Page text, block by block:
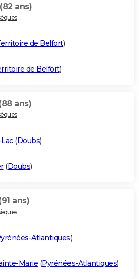
(82 ans)
de Belfort)
de Belfort)
ans)
(Doubs)
(Doubs)
ans)
Atlantiques)
Marie (Pyrénées-Atlantiques)